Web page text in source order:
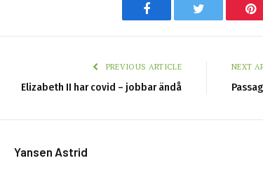
Facebook Twitter
PREVIOUS ARTICLE
Elizabeth II har covid – jobbar ändå
NEXT
Yansen Astrid